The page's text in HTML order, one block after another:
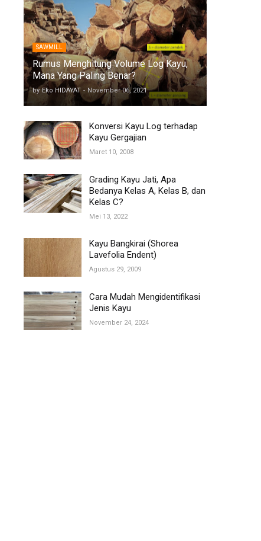
SAWMILL
Rumus Menghitung Volume Log Kayu,
Mana Yang Paling Benar?
by Eko HIDAYAT - November 06, 2021
Konversi Kayu Log terhadap
Kayu Gergajian
Maret 10, 2008
Grading Kayu Jati, Apa
Bedanya Kelas A, Kelas B, dan
Kelas C?
Mei 13, 2022
Kayu Bangkirai (Shorea
Lavefolia Endent)
Agustus 29, 2009
Cara Mudah Mengidentifikasi
Jenis Kayu
November 24, 2024